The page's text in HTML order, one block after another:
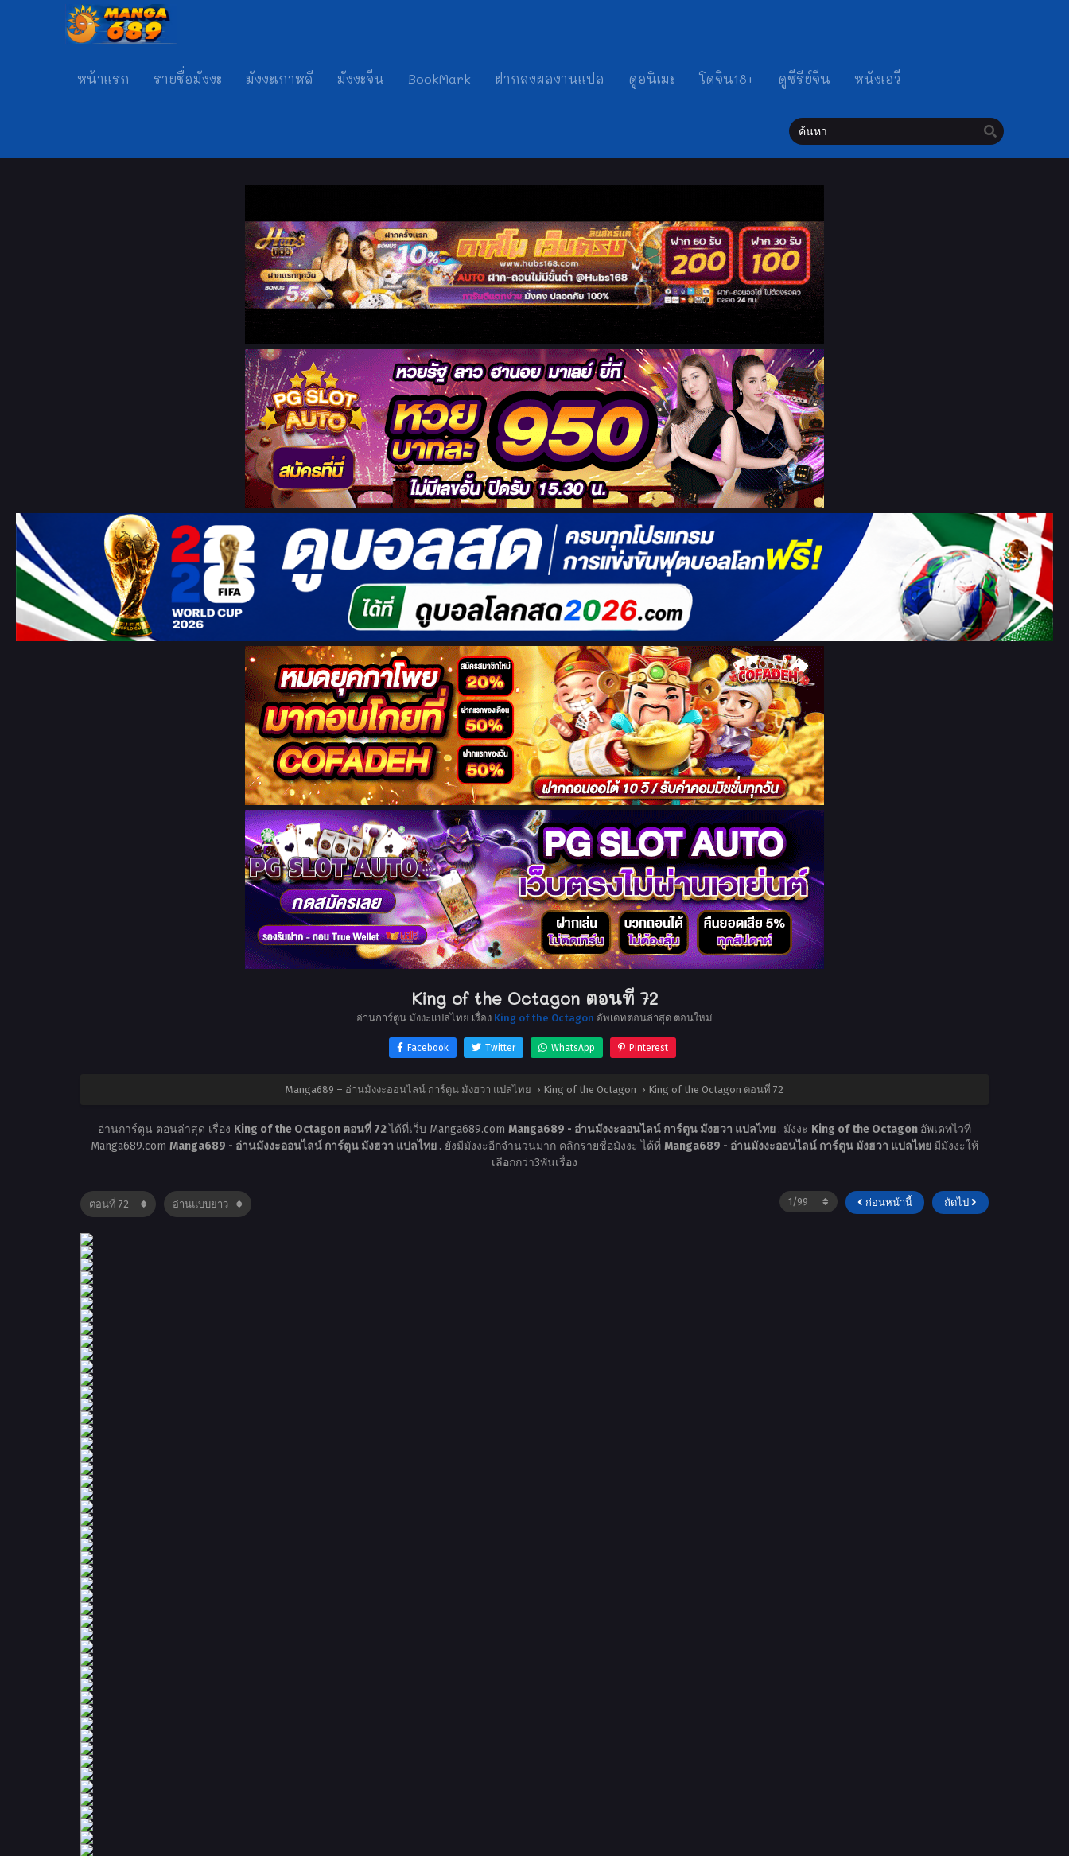
หน้าแรก รายชื่อมังงะ มังงะเกาหลี มังงะจีน BookMark ฝากลงผลงานแปล ดูอนิเมะ โดจิน18+ ดูซีรีย์จีน หนังเอวี
King of the Octagon ตอนที่ 72
อ่านการ์ตูน มังงะแปลไทย เรื่อง King of the Octagon อัพเดทตอนล่าสุด ตอนใหม่
Facebook Twitter WhatsApp Pinterest
Manga689 – อ่านมังงะออนไลน์ การ์ตูน มังฮวา แปลไทย › King of the Octagon › King of the Octagon ตอนที่ 72
อ่านการ์ตูน ตอนล่าสุด เรื่อง King of the Octagon ตอนที่ 72ได้ที่เว็บ Manga689.com Manga689 - อ่านมังงะออนไลน์ การ์ตูน มังฮวา แปลไทย . มังงะ King of the Octagon อัพเดทไวที่
Manga689.com Manga689 - อ่านมังงะออนไลน์ การ์ตูน มังฮวา แปลไทย . ยังมีมังงะอีกจำนวนมาก คลิกรายชื่อมังงะ ได้ที่ Manga689 - อ่านมังงะออนไลน์ การ์ตูน มังฮวา แปลไทย มีมังงะให้
เลือกกว่า3พันเรื่อง
ก่อนหน้านี้ ถัดไป